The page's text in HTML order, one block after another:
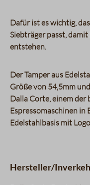
Dafür ist es wichtig,
Siebträger passt,
entstehen.
Der Tamper aus
Größe von 54,5mm
Dalla Corte, einem
Espressomaschinen in
Edelstahlbasis mit
Hersteller/